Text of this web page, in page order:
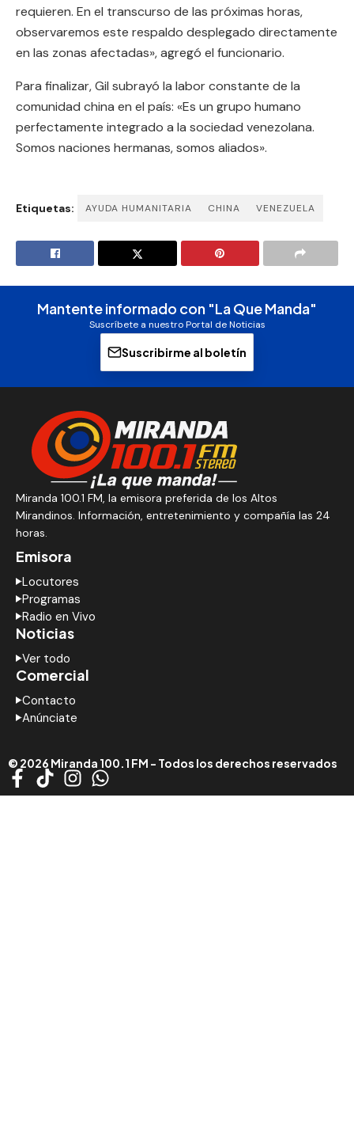
requieren. En el transcurso de las próximas horas,
observaremos este respaldo desplegado directamente
en las zonas afectadas», agregó el funcionario.
Para finalizar, Gil subrayó la labor constante de la
comunidad china en el país: «Es un grupo humano
perfectamente integrado a la sociedad venezolana.
Somos naciones hermanas, somos aliados».
Etiquetas: AYUDA HUMANITARIA CHINA VENEZUELA
Mantente informado con "La Que Manda"
Suscríbete a nuestro Portal de Noticias
Suscribirme al boletín
Miranda 100.1 FM, la emisora preferida de los Altos
Mirandinos. Información, entretenimiento y compañía las 24
horas.
Emisora
Locutores
Programas
Radio en Vivo
Noticias
Ver todo
Comercial
Contacto
Anúnciate
© 2026 Miranda 100.1 FM - Todos los derechos reservados